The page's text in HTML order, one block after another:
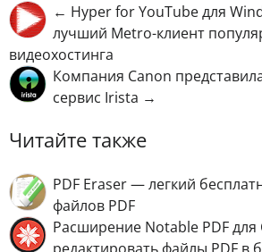
← Hyper for YouTube для
лучший Metro-клиент
видеохостинга
Компания Canon
сервис Irista →
Читайте также
PDF Eraser — легкий
файлов PDF
Расширение Notable PDF